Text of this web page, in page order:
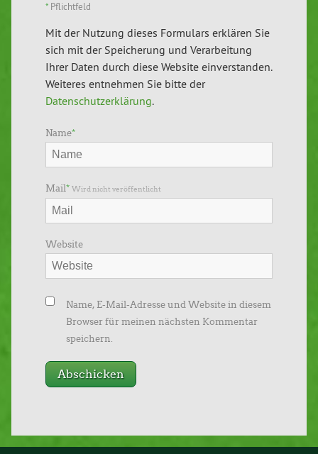
* Pflichtfeld
Mit der Nutzung dieses Formulars erklären Sie
sich mit der Speicherung und Verarbeitung
Ihrer Daten durch diese Website einverstanden.
Weiteres entnehmen Sie bitte der
Datenschutzerklärung.
Name*
Mail* Wird nicht veröffentlicht
Website
Name, E-Mail-Adresse und Website in diesem
Browser für meinen nächsten Kommentar
speichern.